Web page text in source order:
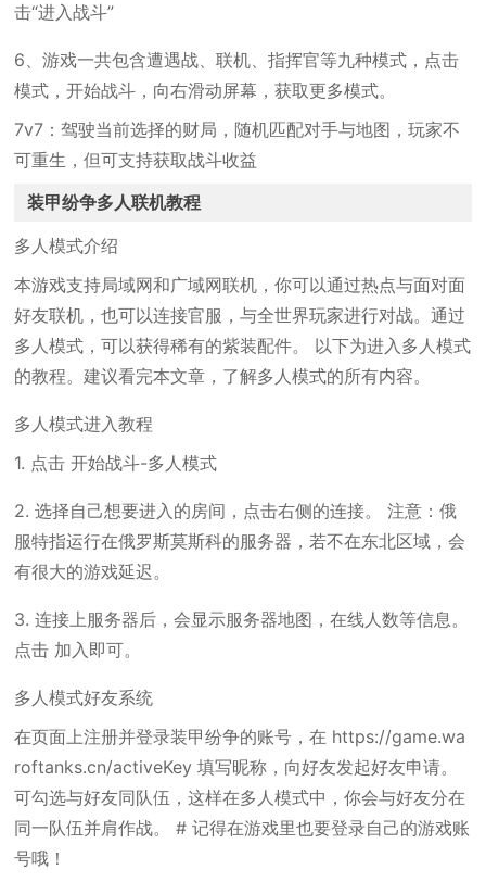
击“进入战斗”
6、游戏一共包含遭遇战、联机、指挥官等九种模式，点击
模式，开始战斗，向右滑动屏幕，获取更多模式。
7v7：驾驶当前选择的财局，随机匹配对手与地图，玩家不
可重生，但可支持获取战斗收益
装甲纷争多人联机教程
多人模式介绍
本游戏支持局域网和广域网联机，你可以通过热点与面对面
好友联机，也可以连接官服，与全世界玩家进行对战。通过
多人模式，可以获得稀有的紫装配件。 以下为进入多人模式
的教程。建议看完本文章，了解多人模式的所有内容。
多人模式进入教程
1. 点击 开始战斗-多人模式
2. 选择自己想要进入的房间，点击右侧的连接。 注意：俄
服特指运行在俄罗斯莫斯科的服务器，若不在东北区域，会
有很大的游戏延迟。
3. 连接上服务器后，会显示服务器地图，在线人数等信息。
点击 加入即可。
多人模式好友系统
在页面上注册并登录装甲纷争的账号，在 https://game.wa
roftanks.cn/activeKey 填写昵称，向好友发起好友申请。
可勾选与好友同队伍，这样在多人模式中，你会与好友分在
同一队伍并肩作战。 # 记得在游戏里也要登录自己的游戏账
号哦！